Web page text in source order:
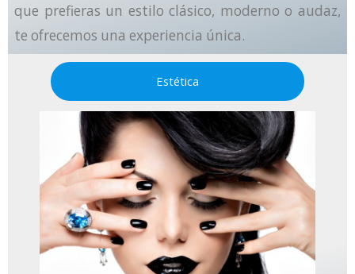
que prefieras un estilo clásico, moderno o audaz,
te ofrecemos una experiencia única.
Estética